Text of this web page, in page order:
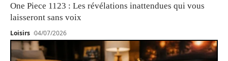
One Piece 1123 : Les révélations inattendues qui vous
laisseront sans voix
Loisirs 04/07/2026